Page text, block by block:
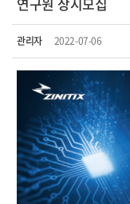
관리자 2022-07-06